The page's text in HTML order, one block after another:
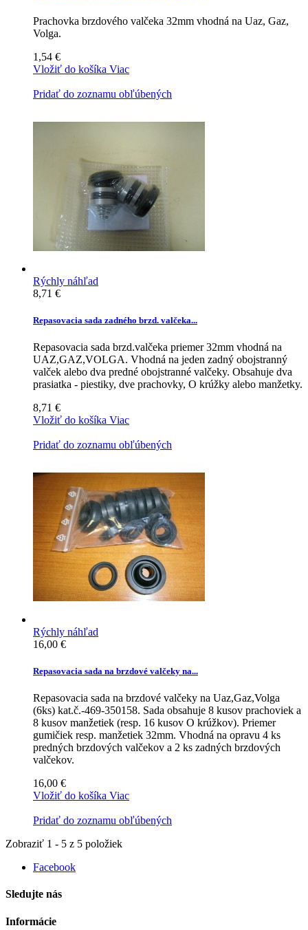
Prachovka brzdového valčeka 32mm vhodná na Uaz, Gaz,
Volga.
1,54 €
Vložiť do košíka Viac
Pridať do zoznamu obľúbených
Rýchly náhľad
8,71 €
Repasovacia sada zadného brzd. valčeka...
Repasovacia sada brzd.valčeka priemer 32mm vhodná na
UAZ,GAZ,VOLGA. Vhodná na jeden zadný obojstranný
valček alebo dva predné obojstranné valčeky. Obsahuje dva
prasiatka - piestiky, dve prachovky, O krúžky alebo manžetky.
8,71 €
Vložiť do košíka Viac
Pridať do zoznamu obľúbených
Rýchly náhľad
16,00 €
Repasovacia sada na brzdové valčeky na...
Repasovacia sada na brzdové valčeky na Uaz,Gaz,Volga
(6ks) kat.č.-469-350158. Sada obsahuje 8 kusov prachoviek a
8 kusov manžetiek (resp. 16 kusov O krúžkov). Priemer
gumičiek resp. manžetiek 32mm. Vhodná na opravu 4 ks
predných brzdových valčekov a 2 ks zadných brzdových
valčekov.
16,00 €
Vložiť do košíka Viac
Pridať do zoznamu obľúbených
Zobraziť 1 - 5 z 5 položiek
Facebook
Sledujte nás
Informácie